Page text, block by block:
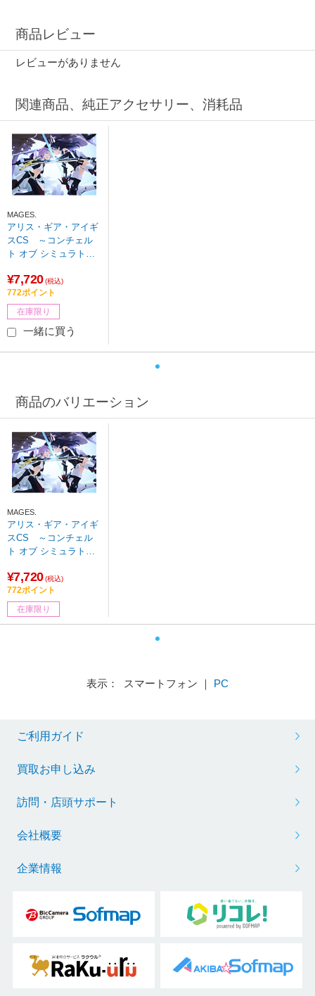
商品レビュー
レビューがありません
関連商品、純正アクセサリー、消耗品
MAGES.
アリス・ギア・アイギ
スCS ～コンチェル
ト オブ シミュラトリ
tchゲームソフト】
¥7,720 (税込)
772ポイント
在庫限り
一緒に買う
商品のバリエーション
MAGES.
アリス・ギア・アイギ
スCS ～コンチェル
ト オブ シミュラトリ
tchゲームソフト】
¥7,720 (税込)
772ポイント
在庫限り
表示： スマートフォン ｜ PC
ご利用ガイド
買取お申し込み
訪問・店頭サポート
会社概要
企業情報